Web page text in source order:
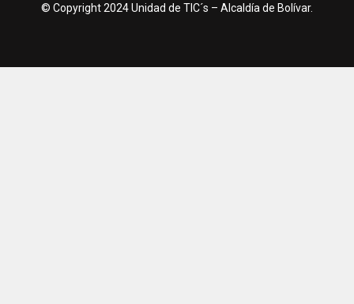
© Copyright 2024 Unidad de TIC´s – Alcaldía de Bolívar.